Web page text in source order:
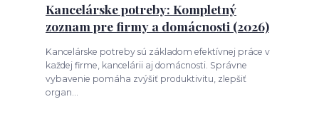
Kancelárske potreby: Kompletný
zoznam pre firmy a domácnosti (2026)
Kancelárske potreby sú základom efektívnej práce v
každej firme, kancelárii aj domácnosti. Správne
vybavenie pomáha zvýšiť produktivitu, zlepšiť
organ...